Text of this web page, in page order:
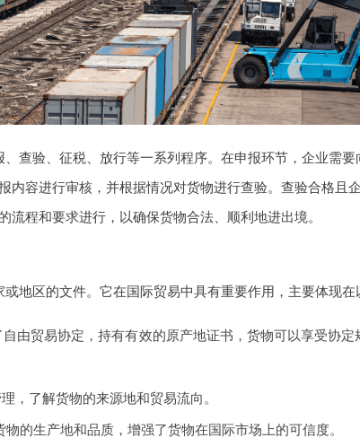
查验、征税、放行等一系列程序。在申报环节，企业需
内容进行审核，并根据情况对货物进行查验。查验合格且
程和要求进行，以确保货物合法、顺利地进出境。
地区的文件。它在国际贸易中具有重要作用，主要体现在
由贸易协定，持有有效的原产地证书，货物可以享受协
，了解货物的来源地和贸易流向。
物的生产地和品质，增强了货物在国际市场上的可信度。